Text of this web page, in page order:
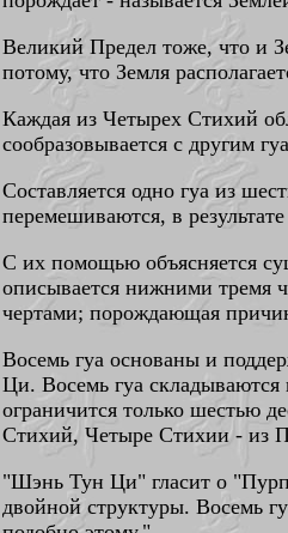
Великий Предел тоже, что и
потому, что Земля
Каждая из Четырех Стихий
сообразовывается с другим
Составляется одно гуа из
перемешиваются, в
С их помощью объясняется
описывается нижними тремя
чертами; порождающая
Восемь гуа основаны и
Ци. Восемь гуа складываются
ограничится только шестью
Стихий, Четыре Стихии - из
"Шэнь Тун Ци" гласит о
двойной структуры. Восемь